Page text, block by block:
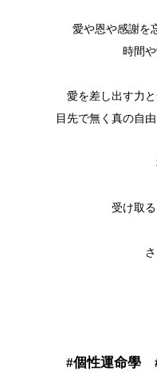
愛や恩や感謝を
時間
愛を差し出す力
目先で無く真の自
受け取
#個性運命學